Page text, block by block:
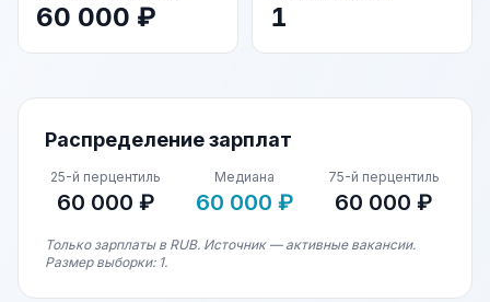
60 000 ₽ 1
Распределение зарплат
25-й перцентиль
60 000 ₽
Медиана
60 000 ₽
75-й перцентиль
60 000 ₽
Только зарплаты в RUB. Источник — активные вакансии.
Размер выборки: 1.